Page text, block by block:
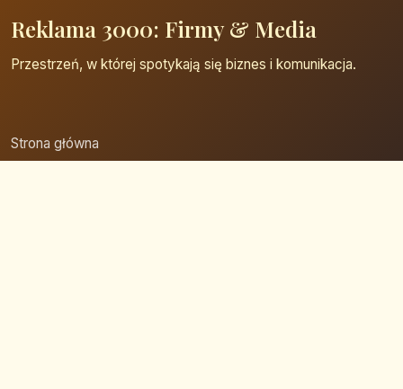
Reklama 3000: Firmy & Media
Przestrzeń, w której spotykają się biznes i komunikacja.
Strona główna